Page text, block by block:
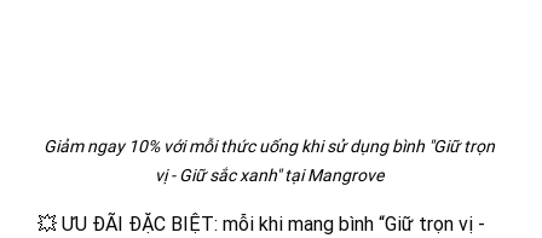
Giảm ngay 10% với mỗi thức uống khi sử dụng bình "Giữ trọn
vị - Giữ sắc xanh" tại Mangrove
💥 ƯU ĐÃI ĐẶC BIỆT: mỗi khi mang bình “Giữ trọn vị -